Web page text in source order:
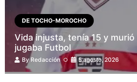
DE TOCHO-MOROCHO
Vida injusta, tenía 15 y
jugaba Futbol
ByRedacción 5 agosto, 2026